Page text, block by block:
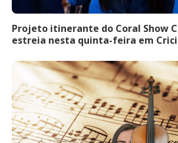
Projeto itinerante do Coral Show
estreia nesta quinta-feira em